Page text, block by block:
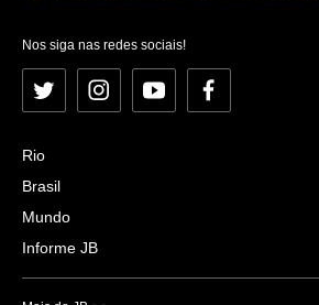
Nos siga nas redes sociais!
Twitter InstagramYouTubeFacebook
Rio
Brasil
Mundo
Informe JB